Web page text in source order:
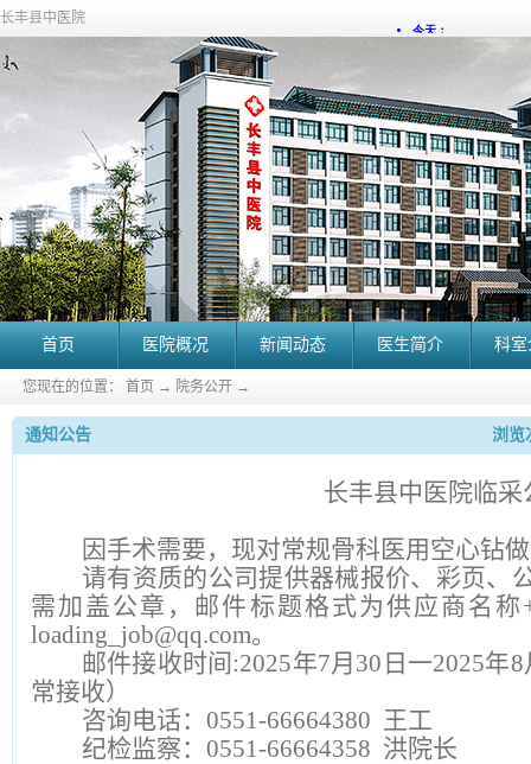
长丰县中医院
首页 医院概况 新闻动态 医生简介 科
您现在的位置： 首页 → 院务公开 →
通知公告 浏览
长丰县中医院临采
因手术需要，现对常规骨科医用空心钻
请有资质的公司提供器械报价、彩页、
需加盖公章，邮件标题格式为供应商名称
loading_job@qq.com。
邮件接收时间 :2025年7月30日一2025年
常接收）
咨询电话： 0551-66664380 王工
纪检监察： 0551-66664358 洪院长